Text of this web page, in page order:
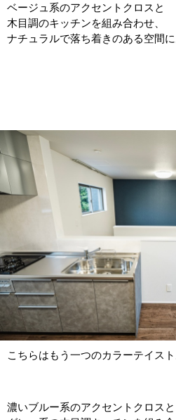
ベージュ系のアクセントクロスと
木目調のキッチンを組み合わせ、
ナチュラルで落ち着きのある空間に
こちらはもう一つのカラーテイスト
濃いブルー系のアクセントクロスと